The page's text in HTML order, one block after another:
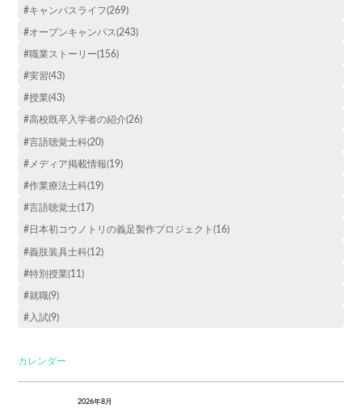
#キャンパスライフ(269)
#オープンキャンパス(243)
#職業ストーリー(156)
#実習(43)
#授業(43)
#高校既卒入学者の紹介(26)
#言語聴覚士科(20)
#メディア掲載情報(19)
#作業療法士科(19)
#言語聴覚士(17)
#日本初コウノトリの義足製作プロジェクト(16)
#義肢装具士科(12)
#特別授業(11)
#就職(9)
#入試(9)
カレンダー
2026年8月